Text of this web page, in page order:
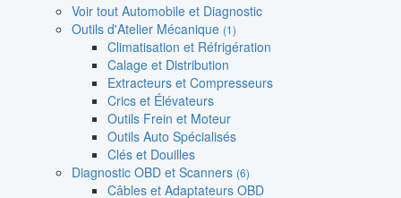
Voir tout Automobile et Diagnostic
Outils d'Atelier Mécanique (1)
Climatisation et Réfrigération
Calage et Distribution
Extracteurs et Compresseurs
Crics et Élévateurs
Outils Frein et Moteur
Outils Auto Spécialisés
Clés et Douilles
Diagnostic OBD et Scanners (6)
Câbles et Adaptateurs OBD